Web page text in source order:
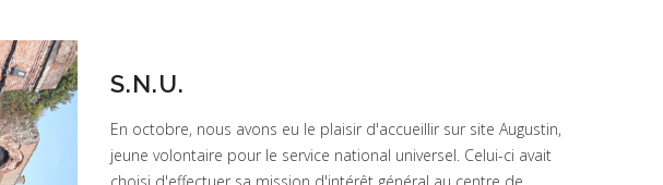
S.N.U.
En octobre, nous avons eu le plaisir d'accueillir sur site Augustin,
jeune volontaire pour le service national universel. Celui-ci avait